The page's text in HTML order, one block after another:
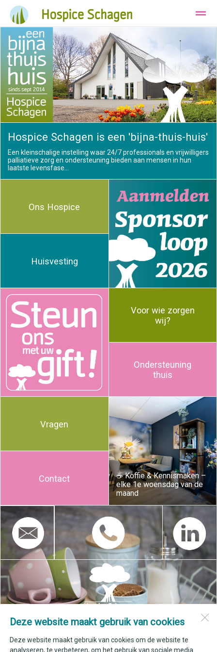
Ons Hospice Huisvesting Wie zijn wij
Instagram E-mail
Deze website maakt gebruik van cookies
Deze website maakt gebruik van cookies om de website te
analyseren, te verbeteren, om het gebruik van sociale media
Hospice Schagen is een 'bijna-thuis-huis'
Een kleinschalige instelling waar 24/7 professionals en vrijwilligers
palliatieve zorg en ondersteuning bieden aan mensen in hun
laatste levensfase...
Ons Hospice
Huisvesting
Voor wie zorgen
wij?
Ondersteuning
thuis
Vragen
☕️ Koffie & Kennismaken –
elke 1e woensdag van de
maand
Contact
Johan Vermeerstraat 1
1741 KK
Schagen